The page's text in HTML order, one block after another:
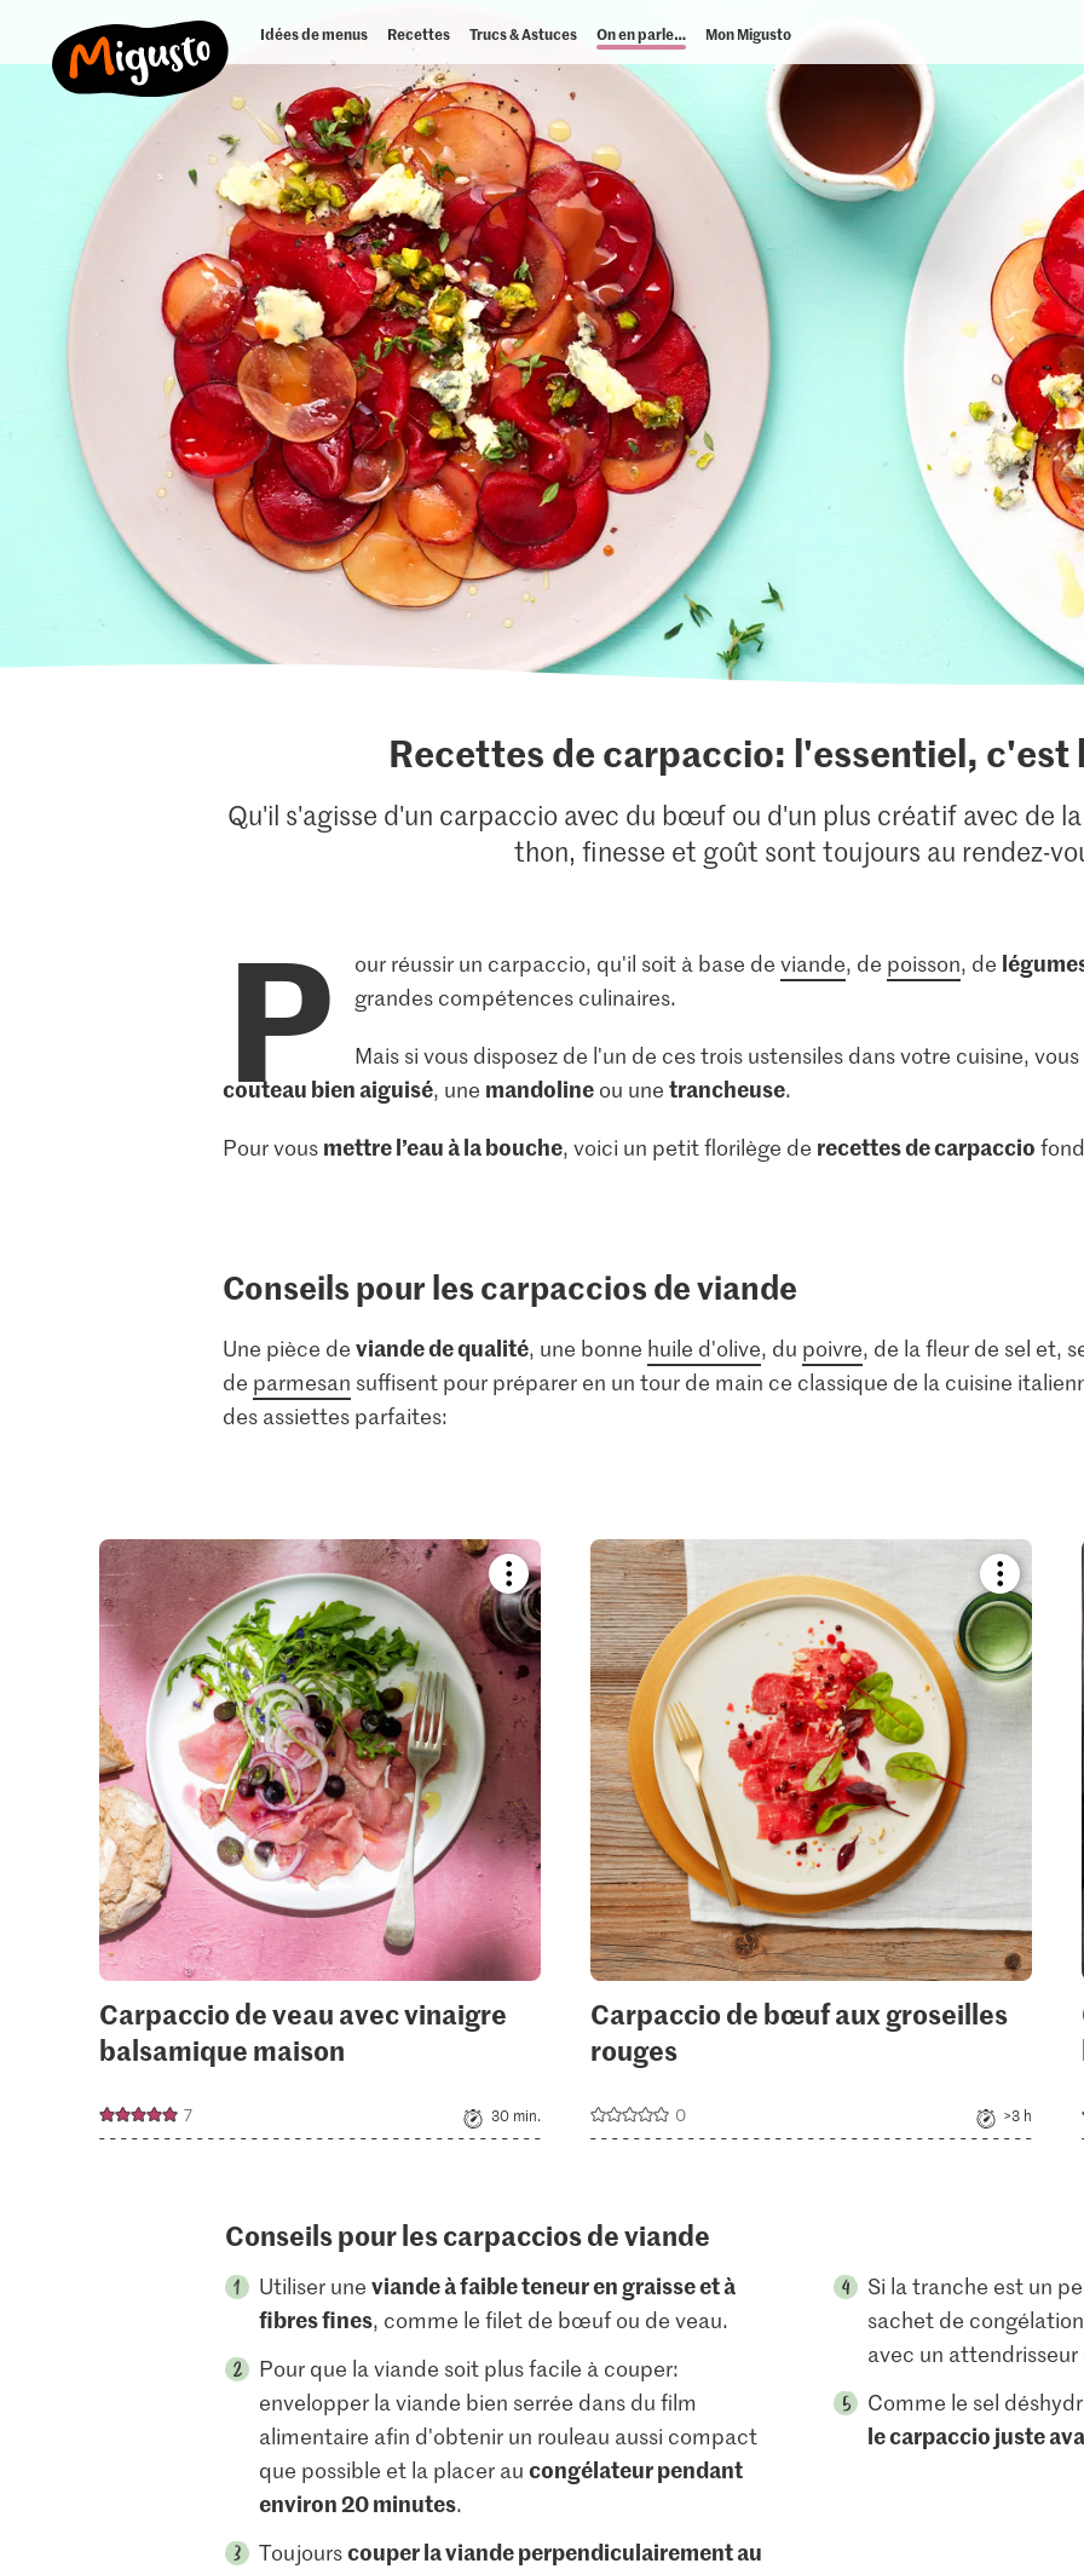
Idées de menus Recettes Trucs & Astuces On en parle… Mon Migusto
Recettes de carpaccio: l'essentiel, c'est
Qu'il s'agisse d'un carpaccio avec du bœuf ou d'un plus créatif avec de
thon, finesse et goût sont toujours au rendez-
P our réussir un carpaccio, qu'il soit à base de viande, de poisson, de
grandes compétences culinaires.
Mais si vous disposez de l'un de ces trois ustensiles dans votre cuisine,
couteau bien aiguisé, une mandolineou une trancheuse.
Pour vous mettre l’eau à la bouche, voici un petit florilège de recettes de carpaccio
Conseils pour les carpaccios de viande
Une pièce de viande de qualité, une bonne huile d'olive, du poivre, de la fleur de sel et,
de parmesan suffisent pour préparer en un tour de main ce classique de la cuisine
des assiettes parfaites:
Bookmark
recipe
or
add
it
to
your
collections.
Carpaccio de veau avec vinaigre
balsamique maison
7 30 min.
Bookmark
recipe
add
it
to
your
Carpaccio de bœuf aux groseilles
rouges
0 >3 h
Conseils pour les carpaccios de viande
Utiliser une viande à faible teneur en graisse et à
fibres fines, comme le filet de bœuf ou de veau.
Pour que la viande soit plus facile à couper:
envelopper la viande bien serrée dans du film
alimentaire afin d'obtenir un rouleau aussi compact
que possible et la placer au congélateur pendant
environ 20 minutes.
Toujourscouper la viande perpendiculairement au
Si la tranche est un
sachet de
avec un
Comme le sel
le carpaccio juste